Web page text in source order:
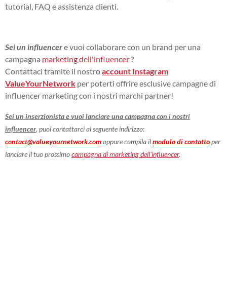
tutorial, FAQ e assistenza clienti.
Sei un influencere vuoi collaborare con un brand per una
campagna marketing dell'influencer?
Contattaci tramite il nostroaccount Instagram
ValueYourNetwork per poterti offrire esclusive campagne di
influencer marketing con i nostri marchi partner!
Sei un inserzionista e vuoi lanciare una campagna con i nostri
influencer, puoi contattarci al seguente indirizzo:
contact@valueyournetwork.comoppure compila ilmodulo di contattoper
lanciare il tuo prossimocampagna di marketing dell'influencer.